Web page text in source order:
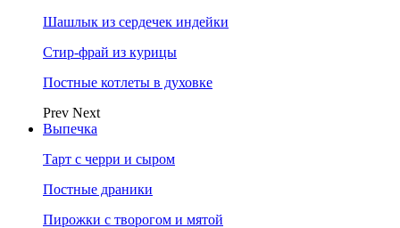
Шашлык из сердечек индейки
Стир-фрай из курицы
Постные котлеты в духовке
Prev Next
Выпечка
Тарт с черри и сыром
Постные драники
Пирожки с творогом и мятой